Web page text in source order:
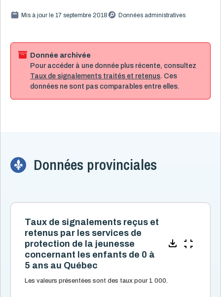
À propos
Démographie
Développement
Grossesse et naissance
Littératie, numératie et bibliothèque
Santé des parents
Santé mentale de l'enfant
Services de santé et services sociaux 4
Services éducatifs à l'enfance
Situation économique
Utilisation des écrans
Violence et maltraitance
Conduites parentales à caractère violent
Mis à jour le 17 septembre 2018 Données administratives
Donnée archivée
Pour accéder à une donnée plus récente, consultez
Taux de signalements traités et retenus. Ces
données ne sont pas comparables entre elles.
Données provinciales
Taux de signalements reçus et
retenus par les services de
protection de la jeunesse
concernant les enfants de 0 à
5 ans au Québec
Les valeurs présentées sont des taux pour 1 000.